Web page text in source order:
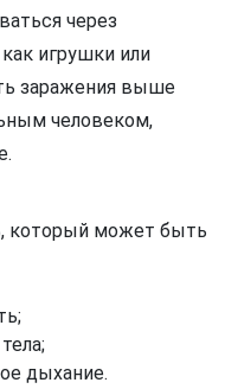
через
игрушки или
заражения выше
человеком,
который может быть
дыхание.